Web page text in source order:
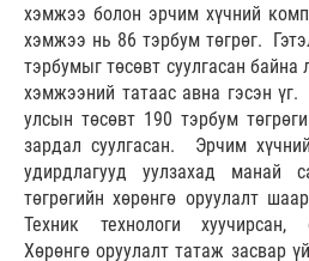
хэмжээ болон эрчим хүчний
хэмжээ нь 86 тэрбум төгрөг.
тэрбумыг төсөвт суулгасан
хэмжээний татаас авна гэсэн
улсын төсөвт 190 тэрбум
зардал суулгасан. Эрчим
удирдлагууд уулзахад манай
төгрөгийн хөрөнгө оруулалт
Техник технологи хуучирсан,
Хөрөнгө оруулалт татаж засвар